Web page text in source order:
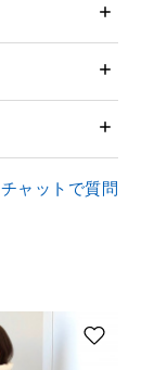
チャットで質問